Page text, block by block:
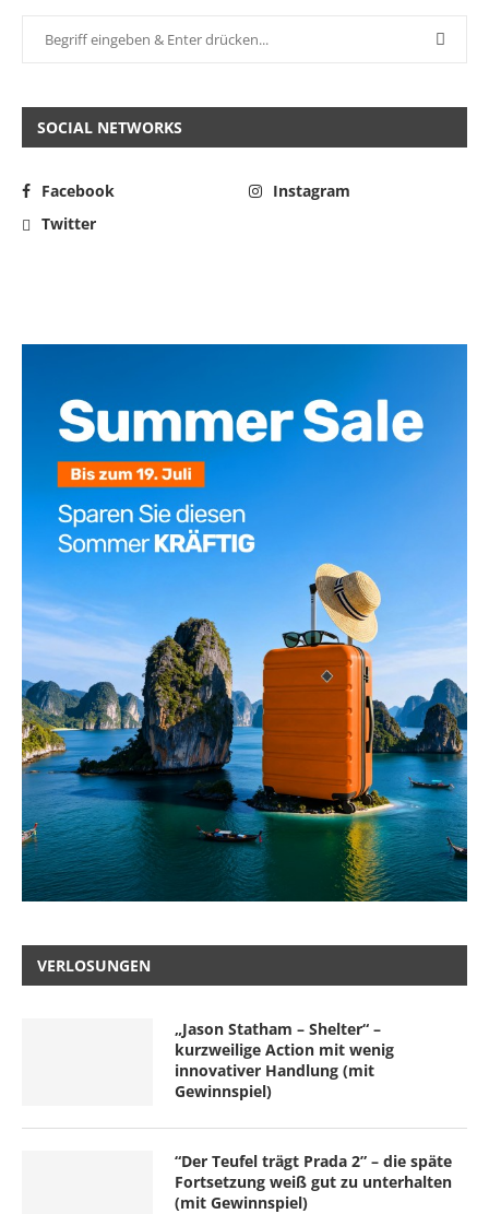
SOCIAL NETWORKS
Facebook
Instagram
Twitter
VERLOSUNGEN
„Jason Statham – Shelter“ –
kurzweilige Action mit wenig
innovativer Handlung (mit
Gewinnspiel)
“Der Teufel trägt Prada 2” – die späte
Fortsetzung weiß gut zu unterhalten
(mit Gewinnspiel)